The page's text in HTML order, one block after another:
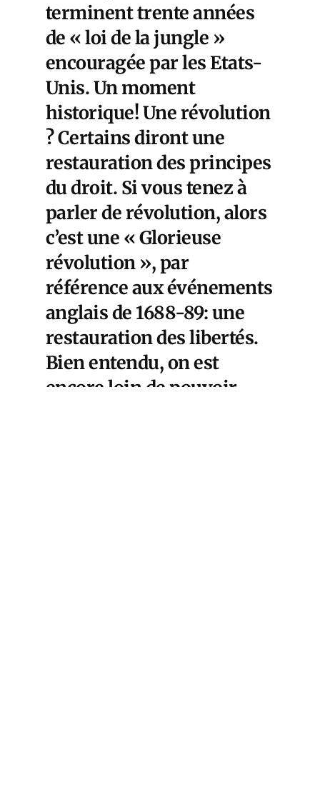
terminent trente années
de « loi de la jungle »
encouragée par les Etats-
Unis. Un moment
historique! Une révolution
? Certains diront une
restauration des principes
du droit. Si vous tenez à
parler de révolution, alors
c’est une « Glorieuse
révolution », par
référence aux événements
anglais de 1688-89: une
restauration des libertés.
Bien entendu, on est
encore loin de pouvoir